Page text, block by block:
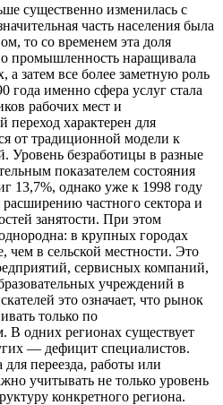
существенно изменилась с
часть населения была
то со временем эта доля
промышленность наращивала
а затем все более заметную роль
года именно сфера услуг стала
рабочих мест и
переход характерен для
от традиционной модели к
Уровень безработицы в разные
показателем состояния
13,7%, однако уже к 1998 году
расширению частного сектора и
занятости. При этом
в крупных городах
чем в сельской местности. Это
сервисных компаний,
учреждений в
это означает, что рынок
только по
одних регионах существует
— дефицит специалистов.
переезда, работы или
учитывать не только уровень
конкретного региона.